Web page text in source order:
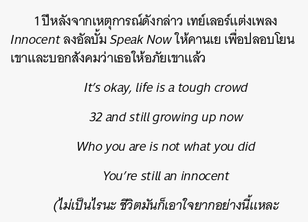
1 ปีหลังจากเหตุการณ์ดังกล่าว เทย์เลอร์แต่งเพลง
Innocentลงอัลบั้มSpeak Nowให้คานเย เพื่อปลอบโยน
เขาและบอกสังคมว่าเธอให้อภัยเขาแล้ว
It’s okay, life is a tough crowd
32 and still growing up now
Who you are is not what you did
You’re still an innocent
(ไม่เป็นไรนะ ชีวิตมันก็เอาใจยากอย่างนี้แหละ